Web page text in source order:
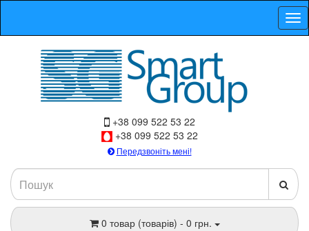
+38 099 522 53 22
+38 099 522 53 22
Передзвоніть мені!
0 товар (товарів) - 0 грн.